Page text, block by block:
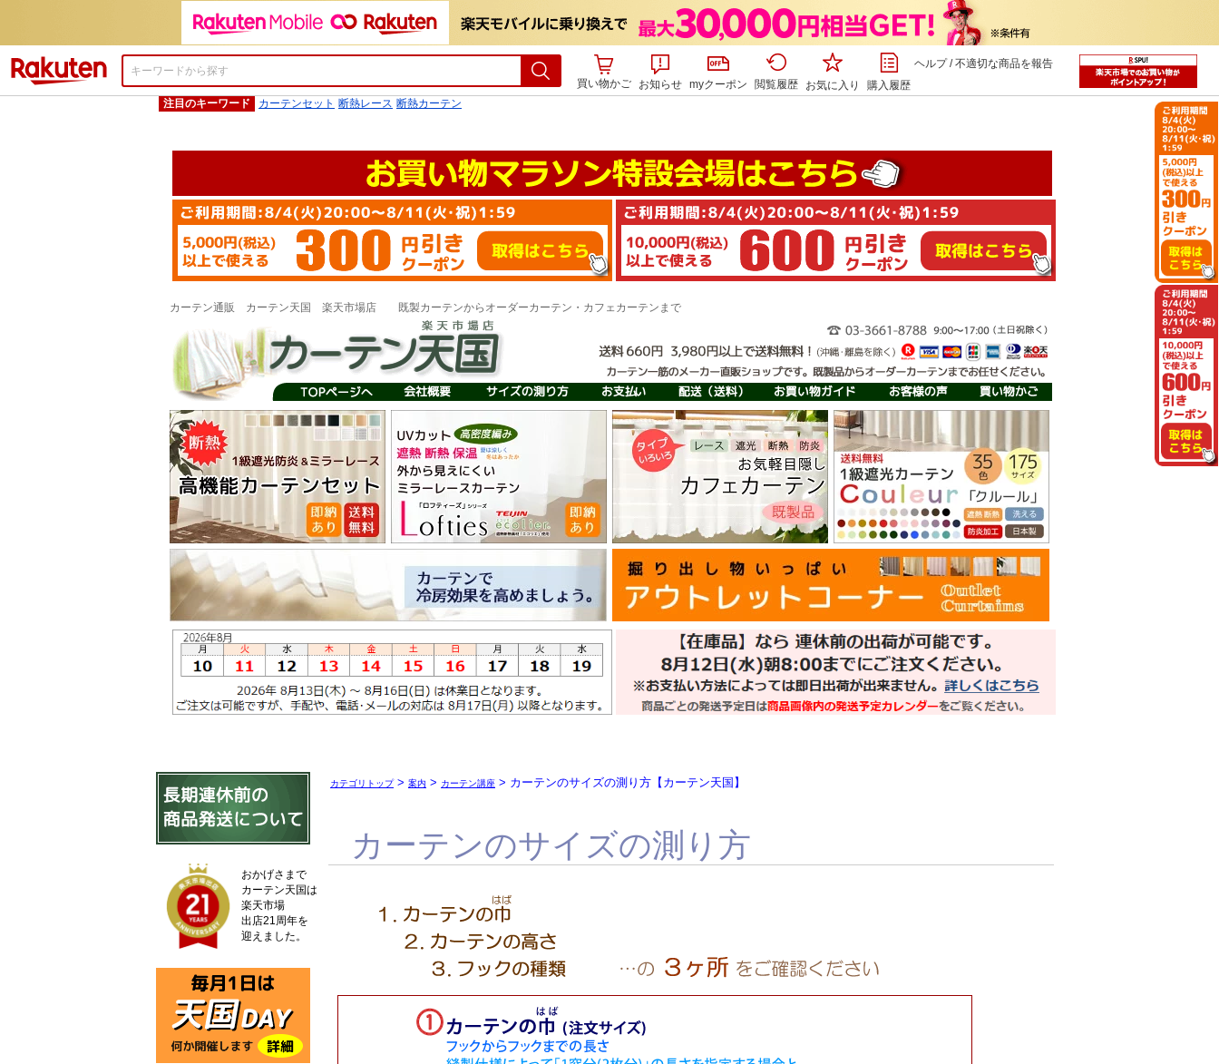
買い物かご
お知らせ myクーポン 閲覧履歴 お気に入り 購入履歴
ヘルプ/不適切な商品を報告
カーテン通販 カーテン天国 楽天市場店 既製カーテンからオーダーカーテン・カフェカーテンまで
おかげさまで
カーテン天国は
楽天市場
出店21周年を
迎えました。
カテゴリトップ> 案内 > カーテン講座 > カーテンのサイズの測り方【カーテン天国】
注目のキーワード カーテンセット 断熱レース 断熱カーテン
カーテンのサイズの測り方